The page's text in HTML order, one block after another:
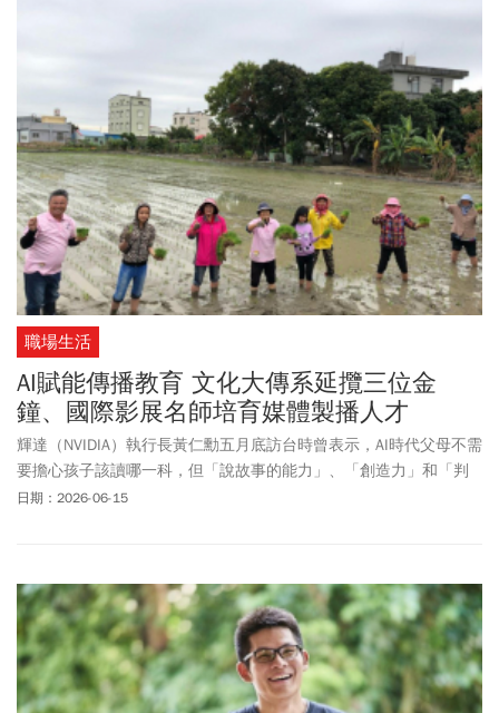
職場生活
AI賦能傳播教育 文化大傳系延攬三位金
鐘、國際影展名師培育媒體製播人才
輝達（NVIDIA）執行長黃仁勳五月底訪台時曾表示，AI時代父母不需
要擔心孩子該讀哪一科，但「說故事的能力」、「創造力」和「判
斷力」，這三樣能力現在和未來都同等重要。面對生成式AI快速改變
115新學年度第一學期文化大傳系將延攬資深媒體人徐沛緹博士開設
「新媒體專題」課程，將結合採訪寫作、敘事能力、短影音製作等
媒體內容創作，以及品牌故事行銷等實務，指導同學由各種真實的
社會議題出發，製作具有個人特色的新媒體作品。徐沛緹強調：「AI
可以生成內容，但無法取代人類的觀察力、判斷力與說故事的能
日期：2026-06-15